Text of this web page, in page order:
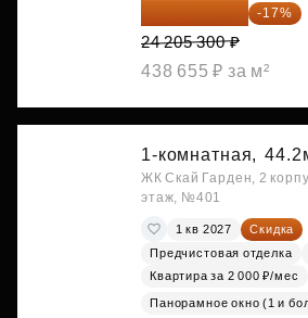
20 090 399 ₽ -17%
24 205 300 ₽
438 655 ₽ за м²
1-комнатная,
ЖК Скай Гарден, 2
этаж, №401
1 кв 2027
Скидка
Предчистовая отделка
Квартира за 2 000 ₽/мес
Панорамное окно (1 и